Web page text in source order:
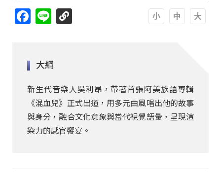
Facebook
Line
大綱
新生代音樂人吳利昂，帶著首張阿美族語專輯
《混血兒》正式出道，用多元曲風唱出他的故事
與身分，融合文化意象與當代視覺語彙，呈現渲
染力的感官饗宴。